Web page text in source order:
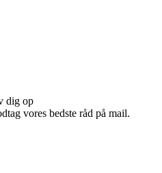
dig op
vores bedste råd på mail.